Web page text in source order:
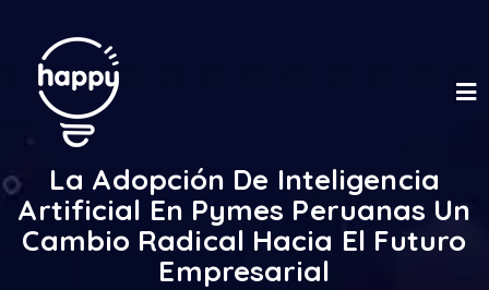
La Adopción De Inteligencia
Artificial En Pymes Peruanas Un
Cambio Radical Hacia El Futuro
Empresarial